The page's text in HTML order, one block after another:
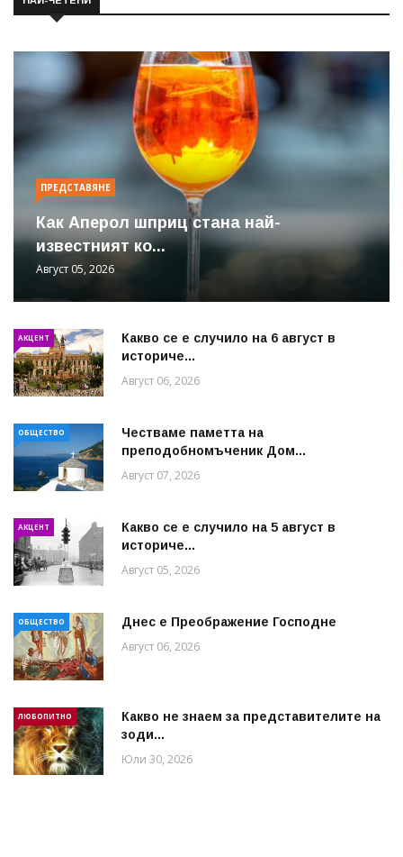
ПРЕДСТАВЯНЕ
Как Аперол шприц стана най-
известният ко...
Август 05, 2026
АКЦЕНТ
Какво се е случило на 6 август в
историче...
Август 06, 2026
ОБЩЕСТВО
Честваме паметта на
преподобномъченик Дом...
Август 07, 2026
АКЦЕНТ
Какво се е случило на 5 август в
историче...
Август 05, 2026
ОБЩЕСТВО Днес е Преображение Господне
Август 06, 2026
ЛЮБОПИТНО
Какво не знаем за представителите на
зоди...
Юли 30, 2026